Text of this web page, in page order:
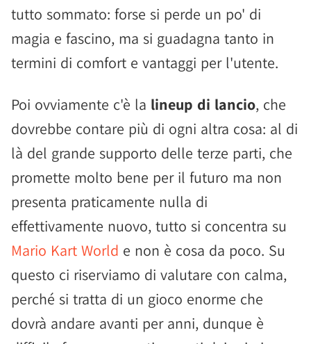
tutto sommato: forse si perde un po' di
magia e fascino, ma si guadagna tanto in
termini di comfort e vantaggi per l'utente.
Poi ovviamente c'è la lineup di lancio, che
dovrebbe contare più di ogni altra cosa: al di
là del grande supporto delle terze parti, che
promette molto bene per il futuro ma non
presenta praticamente nulla di
effettivamente nuovo, tutto si concentra su
Mario Kart World e non è cosa da poco. Su
questo ci riserviamo di valutare con calma,
perché si tratta di un gioco enorme che
dovrà andare avanti per anni, dunque è